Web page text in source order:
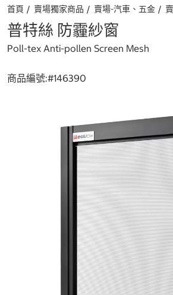
首頁 賣場獨家商品 賣場-汽車、五金
普特絲 防霾紗窗
Poll-tex Anti-pollen Screen Mesh
商品編號:#146390